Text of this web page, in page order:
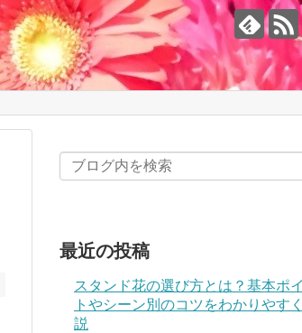
最近の投稿
スタンド花の選び方とは？基本ポ
トやシーン別のコツをわかりやす
説